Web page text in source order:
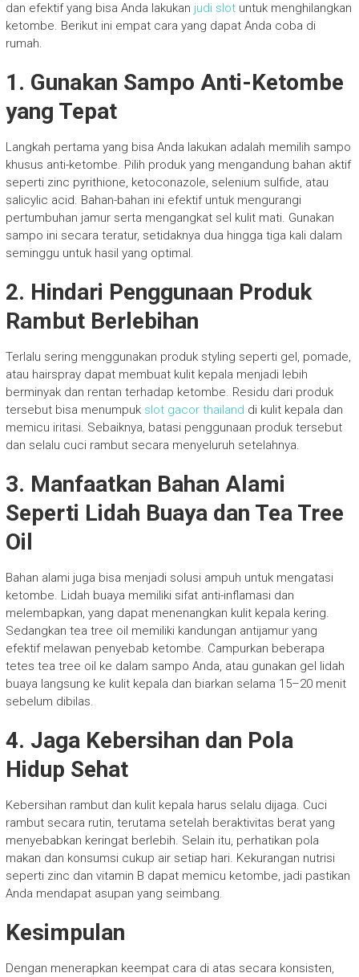
dan efektif yang bisa Anda lakukan judi slotuntuk menghilangkan
ketombe. Berikut ini empat cara yang dapat Anda coba di
rumah.
1. Gunakan Sampo Anti-Ketombe
yang Tepat
Langkah pertama yang bisa Anda lakukan adalah memilih sampo
khusus anti-ketombe. Pilih produk yang mengandung bahan aktif
seperti zinc pyrithione, ketoconazole, selenium sulfide, atau
salicylic acid. Bahan-bahan ini efektif untuk mengurangi
pertumbuhan jamur serta mengangkat sel kulit mati. Gunakan
sampo ini secara teratur, setidaknya dua hingga tiga kali dalam
seminggu untuk hasil yang optimal.
2. Hindari Penggunaan Produk
Rambut Berlebihan
Terlalu sering menggunakan produk styling seperti gel, pomade,
atau hairspray dapat membuat kulit kepala menjadi lebih
berminyak dan rentan terhadap ketombe. Residu dari produk
tersebut bisa menumpuk slot gacor thailand di kulit kepala dan
memicu iritasi. Sebaiknya, batasi penggunaan produk tersebut
dan selalu cuci rambut secara menyeluruh setelahnya.
3. Manfaatkan Bahan Alami
Seperti Lidah Buaya dan Tea Tree
Oil
Bahan alami juga bisa menjadi solusi ampuh untuk mengatasi
ketombe. Lidah buaya memiliki sifat anti-inflamasi dan
melembapkan, yang dapat menenangkan kulit kepala kering.
Sedangkan tea tree oil memiliki kandungan antijamur yang
efektif melawan penyebab ketombe. Campurkan beberapa
tetes tea tree oil ke dalam sampo Anda, atau gunakan gel lidah
buaya langsung ke kulit kepala dan biarkan selama 15–20 menit
sebelum dibilas.
4. Jaga Kebersihan dan Pola
Hidup Sehat
Kebersihan rambut dan kulit kepala harus selalu dijaga. Cuci
rambut secara rutin, terutama setelah beraktivitas berat yang
menyebabkan keringat berlebih. Selain itu, perhatikan pola
makan dan konsumsi cukup air setiap hari. Kekurangan nutrisi
seperti zinc dan vitamin B dapat memicu ketombe, jadi pastikan
Anda mendapat asupan yang seimbang.
Kesimpulan
Dengan menerapkan keempat cara di atas secara konsisten,